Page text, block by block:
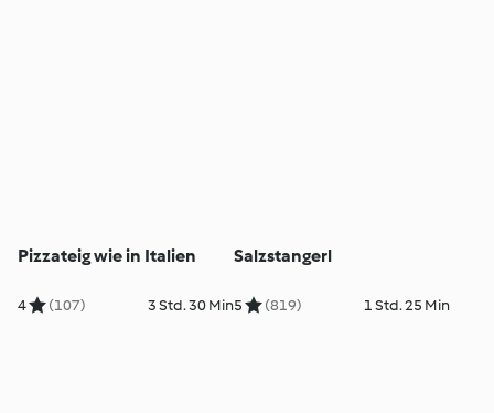
Pizzateig wie in Italien
4 (107) 3 Std. 30 Min
Salzstangerl
5 (819) 1 Std. 25 Min